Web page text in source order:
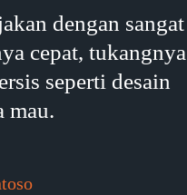
dengan sangat
cepat, tukangnya
seperti desain
mau.